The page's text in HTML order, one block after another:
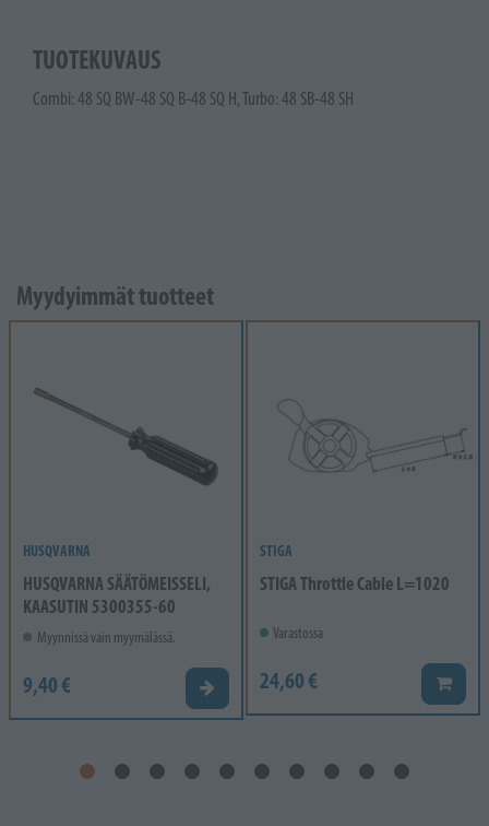
TUOTEKUVAUS
Combi: 48 SQ BW-48 SQ B-48 SQ H, Turbo: 48 SB-48 SH
Myydyimmät tuotteet
HUSQVARNA
HUSQVARNA SÄÄTÖMEISSELI,
KAASUTIN 5300355-60
Myynnissä vain myymälässä.
9,40 € Valitse vaihtoehto
STIGA
STIGA Throttle Cable L=1020
Varastossa
24,60 € Lisää